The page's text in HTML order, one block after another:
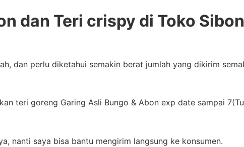
dan Teri crispy di Toko
dan perlu diketahui semakin berat jumlah yang dikirim
teri goreng Garing Asli Bungo & Abon exp date sampai
nanti saya bisa bantu mengirim langsung ke konsumen.